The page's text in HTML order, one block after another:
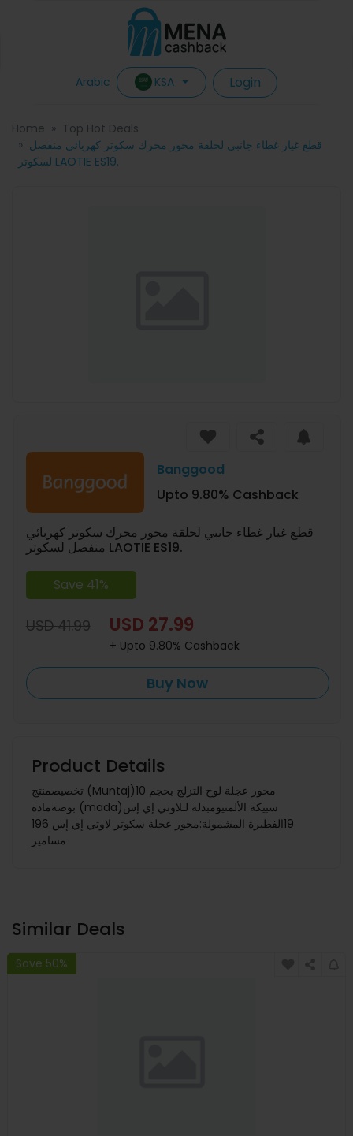
Arabic KSA Login
Home
Top Hot Deals
قطع غيار غطاء جانبي لحلقة محور محرك سكوتر كهربائي منفصل
لسكوتر LAOTIE ES19.
Banggood
Upto 9.80% Cashback
قطع غيار غطاء جانبي لحلقة محور محرك سكوتر كهربائي
منفصل لسكوتر LAOTIE ES19.
Save 41%
USD 41.99 USD 27.99
+ Upto 9.80% Cashback
Buy Now
Product Details
تخصيصمنتج (Muntaj)محور عجلة لوح التزلج بحجم 10
بوصةمادة (mada)سبيكة الألمنيومبدلة لـلاوتي إي إس
19الفطيرة المشمولة:محور عجلة سكوتر لاوتي إي إس 196
مسامير
Similar Deals
Save 50%